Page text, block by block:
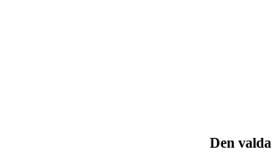
Den